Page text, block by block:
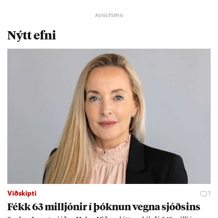
Nýtt efni
Viðskipti 1
Fékk 63 millj­ón­ir í þókn­un vegna sjóðs­ins